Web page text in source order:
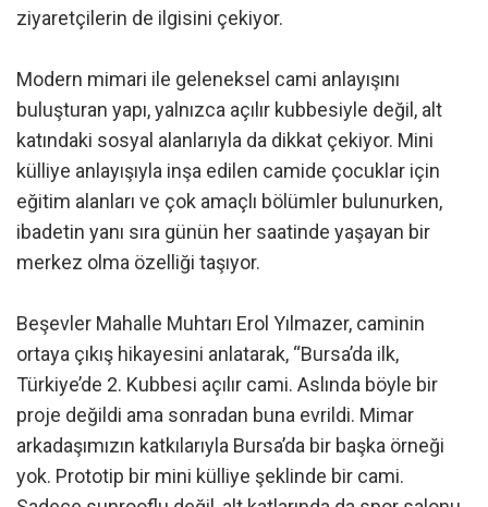
ziyaretçilerin de ilgisini çekiyor.
Modern mimari ile geleneksel cami anlayışını
buluşturan yapı, yalnızca açılır kubbesiyle değil, alt
katındaki sosyal alanlarıyla da dikkat çekiyor. Mini
külliye anlayışıyla inşa edilen camide çocuklar için
eğitim alanları ve çok amaçlı bölümler bulunurken,
ibadetin yanı sıra günün her saatinde yaşayan bir
merkez olma özelliği taşıyor.
Beşevler Mahalle Muhtarı Erol Yılmazer, caminin
ortaya çıkış hikayesini anlatarak, “Bursa’da ilk,
Türkiye’de 2. Kubbesi açılır cami. Aslında böyle bir
proje değildi ama sonradan buna evrildi. Mimar
arkadaşımızın katkılarıyla Bursa’da bir başka örneği
yok. Prototip bir mini külliye şeklinde bir cami.